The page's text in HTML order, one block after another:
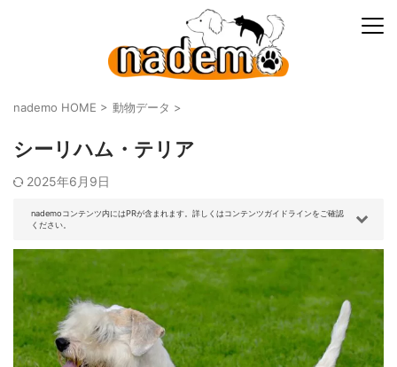
nademo HOME > 動物データ >
シーリハム・テリア
2025年6月9日
nademoコンテンツ内にはPRが含まれます。詳しくはコンテンツガイドラインをご確認
ください。